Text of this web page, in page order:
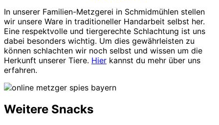
In unserer Familien­-Metzgerei in Schmid­mühlen stellen
wir unsere Ware in traditioneller Hand­arbeit selbst her.
Eine respekt­volle und tier­gerechte Schlachtung ist uns
dabei besonders wichtig. Um dies gewähr­leisten zu
können schlachten wir noch selbst und wissen um die
Herkunft unserer Tiere. Hier kannst du mehr über uns
erfahren.
Weitere Snacks